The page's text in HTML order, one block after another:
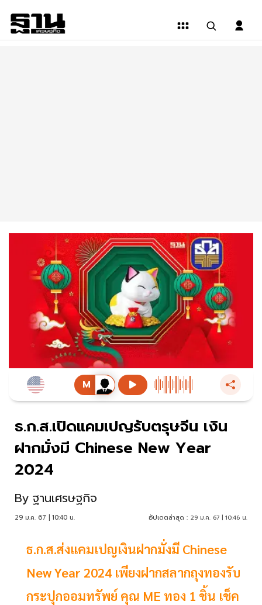
ธ.ก.ส.เปิดแคมเปญรับตรุษจีน เงิน
ฝากมั่งมี Chinese New Year
2024
By ฐานเศรษฐกิจ
29 ม.ค. 67 | 10:40 น. อัปเดตล่าสุด : 29 ม.ค. 67 | 10:46 น.
ธ.ก.ส.ส่งแคมเปญเงินฝากมั่งมี Chinese
New Year 2024 เพียงฝากสลากถุงทองรับ
กระปุกออมทรัพย์ คุณ ME ทอง 1 ชิ้น เช็ค